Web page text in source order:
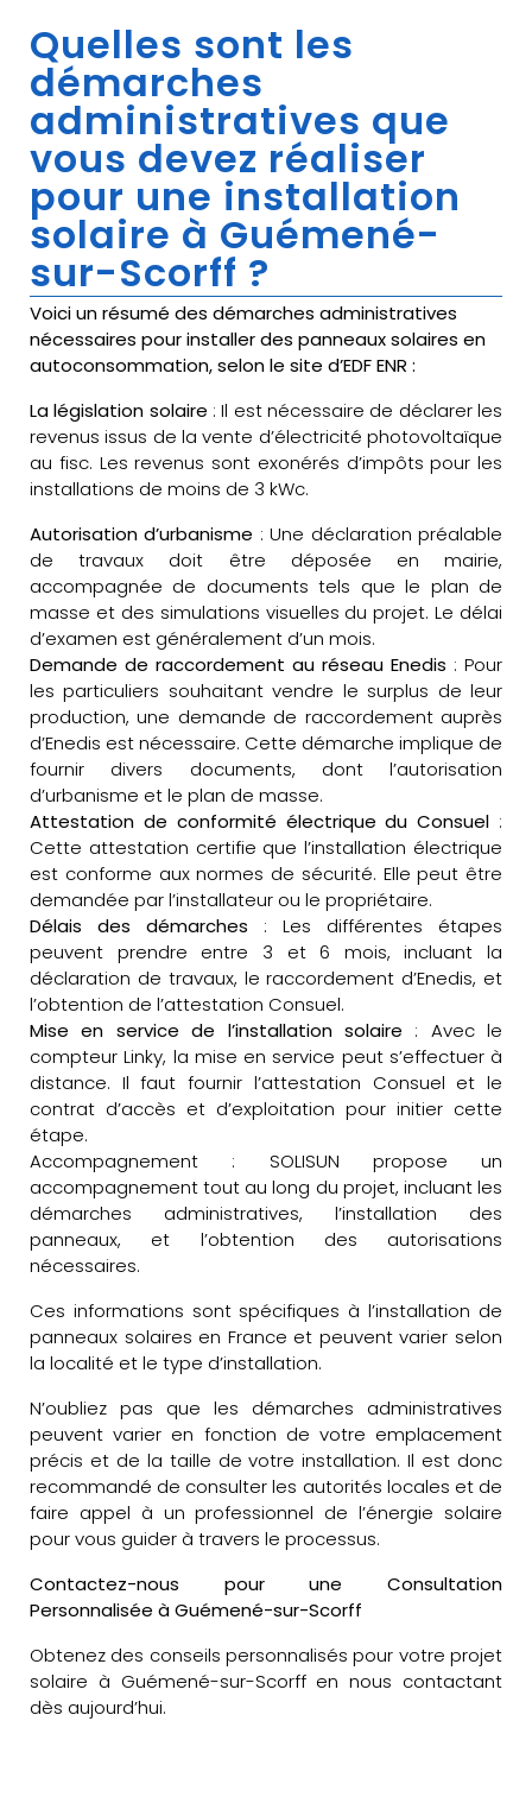
Quelles sont les
démarches
administratives que
vous devez réaliser
pour une installation
solaire à Guémené-
sur-Scorff ?
Voici un résumé des démarches administratives
nécessaires pour installer des panneaux solaires en
autoconsommation, selon le site d’EDF ENR :
La législation solaire : Il est nécessaire de déclarer les
revenus issus de la vente d’électricité photovoltaïque
au fisc. Les revenus sont exonérés d’impôts pour les
installations de moins de 3 kWc.
Autorisation d’urbanisme : Une déclaration préalable
de travaux doit être déposée en mairie,
accompagnée de documents tels que le plan de
masse et des simulations visuelles du projet. Le délai
d’examen est généralement d’un mois.
Demande de raccordement au réseau Enedis : Pour
les particuliers souhaitant vendre le surplus de leur
production, une demande de raccordement auprès
d’Enedis est nécessaire. Cette démarche implique de
fournir divers documents, dont l’autorisation
d’urbanisme et le plan de masse.
Attestation de conformité électrique du Consuel :
Cette attestation certifie que l’installation électrique
est conforme aux normes de sécurité. Elle peut être
demandée par l’installateur ou le propriétaire.
Délais des démarches : Les différentes étapes
peuvent prendre entre 3 et 6 mois, incluant la
déclaration de travaux, le raccordement d’Enedis, et
l’obtention de l’attestation Consuel.
Mise en service de l’installation solaire : Avec le
compteur Linky, la mise en service peut s’effectuer à
distance. Il faut fournir l’attestation Consuel et le
contrat d’accès et d’exploitation pour initier cette
étape.
Accompagnement : SOLISUN propose un
accompagnement tout au long du projet, incluant les
démarches administratives, l’installation des
panneaux, et l’obtention des autorisations
nécessaires.
Ces informations sont spécifiques à l’installation de
panneaux solaires en France et peuvent varier selon
la localité et le type d’installation.
N’oubliez pas que les démarches administratives
peuvent varier en fonction de votre emplacement
précis et de la taille de votre installation. Il est donc
recommandé de consulter les autorités locales et de
faire appel à un professionnel de l’énergie solaire
pour vous guider à travers le processus.
Contactez-nous pour une Consultation
Personnalisée à Guémené-sur-Scorff
Obtenez des conseils personnalisés pour votre projet
solaire à Guémené-sur-Scorff en nous contactant
dès aujourd’hui.